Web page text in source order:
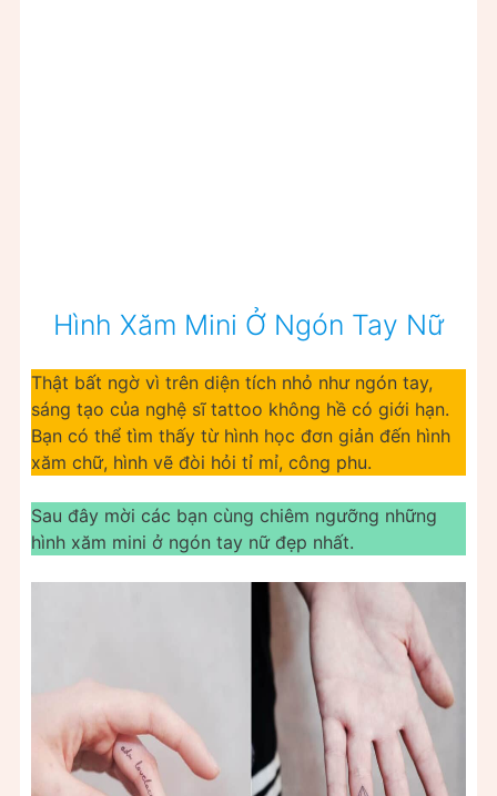
Hình Xăm Mini Ở Ngón Tay Nữ
Thật bất ngờ vì trên diện tích nhỏ như ngón tay,
sáng tạo của nghệ sĩ tattoo không hề có giới hạn.
Bạn có thể tìm thấy từ hình học đơn giản đến hình
xăm chữ, hình vẽ đòi hỏi tỉ mỉ, công phu.
Sau đây mời các bạn cùng chiêm ngưỡng những
hình xăm mini ở ngón tay nữ đẹp nhất.